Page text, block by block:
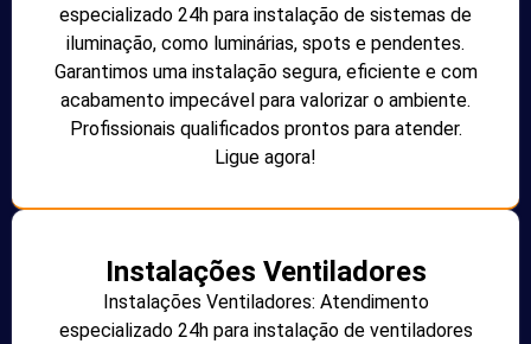
especializado 24h para instalação de sistemas de
iluminação, como luminárias, spots e pendentes.
Garantimos uma instalação segura, eficiente e com
acabamento impecável para valorizar o ambiente.
Profissionais qualificados prontos para atender.
Ligue agora!
Instalações Ventiladores
Instalações Ventiladores: Atendimento
especializado 24h para instalação de ventiladores